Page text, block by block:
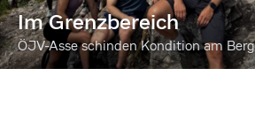
Im Grenzbereich
ÖJV-Asse schinden Kondition am Berg